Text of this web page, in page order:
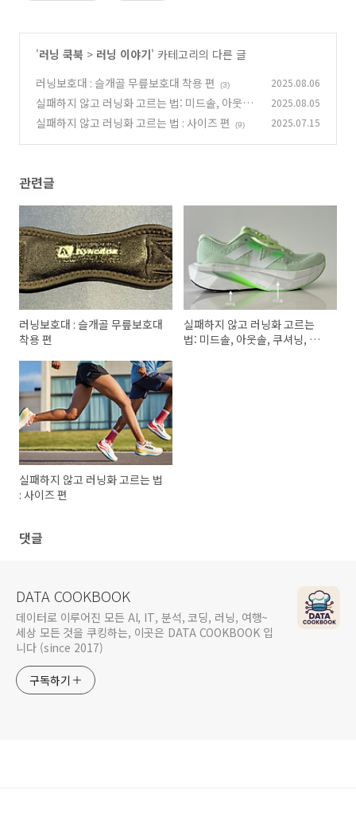
'러닝 쿡북 > 러닝 이야기' 카테고리의 다른 글
러닝보호대 : 슬개골 무릎보호대 착용 편
(3) 2025.08.06
실패하지 않고 러닝화 고르는 법: 미드솔, 아웃솔,
쿠셔닝, 카본화 편 (5)
2025.08.05
실패하지 않고 러닝화 고르는 법 : 사이즈 편 (9) 2025.07.15
관련글
러닝보호대 : 슬개골 무릎보호대
착용 편
실패하지 않고 러닝화 고르는
법: 미드솔, 아웃솔, 쿠셔닝, 카
실패하지 않고 러닝화 고르는 법
: 사이즈 편
댓글
DATA COOKBOOK
데이터로 이루어진 모든 AI, IT, 분석, 코딩, 러닝, 여행~
세상 모든 것을 쿠킹하는, 이곳은 DATA COOKBOOK 입
니다 (since 2017)
구독하기